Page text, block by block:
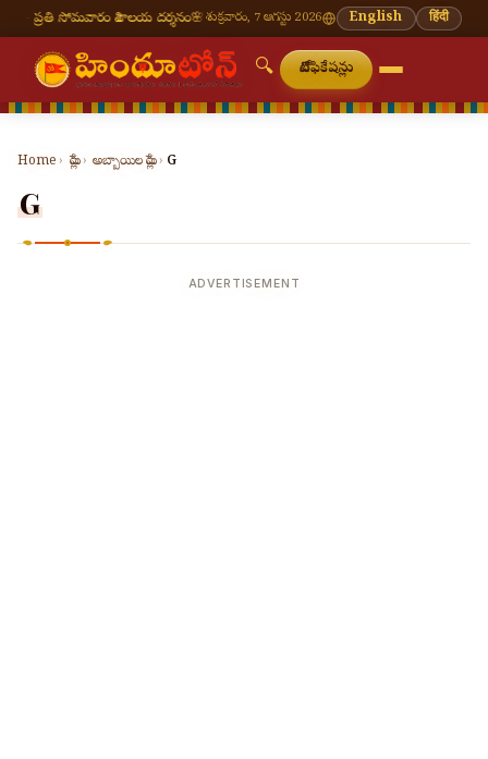
సోమవారం శివాలయ దర్శనం🌸 వినాయక చవితి — భాద్రపద శుద్ధ చవితి⛩ తిరుమల
శుక్రవారం, 7 ఆగస్టు 2026 English हिंदी
🔍 నోటిఫికేషన్లు
Home › పేర్లు › అబ్బాయిల పేర్లు› G
G
ADVERTISEMENT